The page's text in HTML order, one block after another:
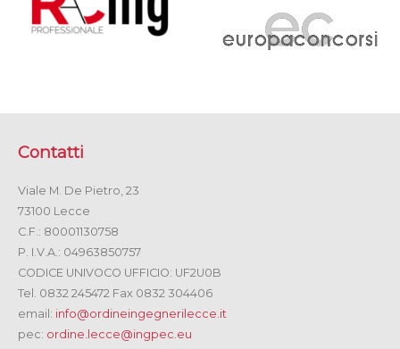
Contatti
Viale M. De Pietro, 23
73100 Lecce
C.F.: 80001130758
P. I.V.A.: 04963850757
CODICE UNIVOCO UFFICIO: UF2U0B
Tel. 0832 245472 Fax 0832 304406
email: info@ordineingegnerilecce.it
pec: ordine.lecce@ingpec.eu